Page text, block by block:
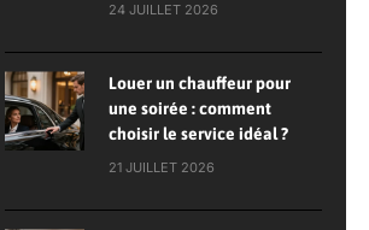
24 JUILLET 2026
Louer un chauffeur pour
une soirée : comment
choisir le service idéal ?
21 JUILLET 2026